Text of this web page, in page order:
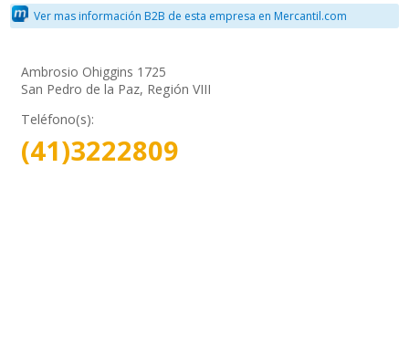
Ver mas información B2B de esta empresa en Mercantil.com
Ambrosio Ohiggins 1725
San Pedro de la Paz, Región VIII
Teléfono(s):
(41)3222809